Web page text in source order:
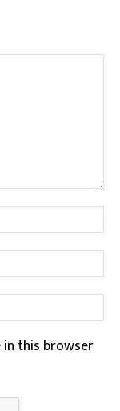
in this browser